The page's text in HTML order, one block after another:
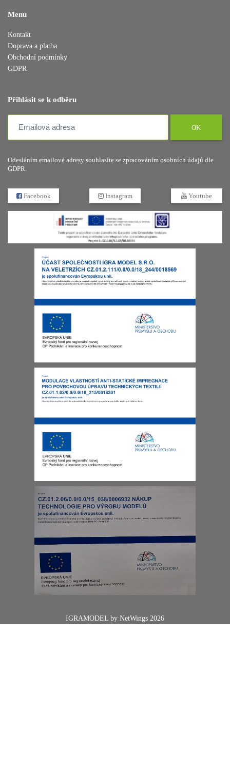
Menu
Kontakt
Doprava a platba
Obchodní podmínky
GDPR
Přihlásit se k odběru
OK
Odesláním emailové adresy souhlasíte se zpracováním osobních údajů dle
GDPR.
Facebook Instagram Youtube
IGRAMODEL by NetWings 2026